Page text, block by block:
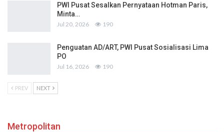
PWI Pusat Sesalkan Pernyataan Hotman Paris,
Minta…
Jul 20, 2026 190
Penguatan AD/ART, PWI Pusat Sosialisasi Lima
PO
Jul 16, 2026 190
PREV NEXT
Metropolitan